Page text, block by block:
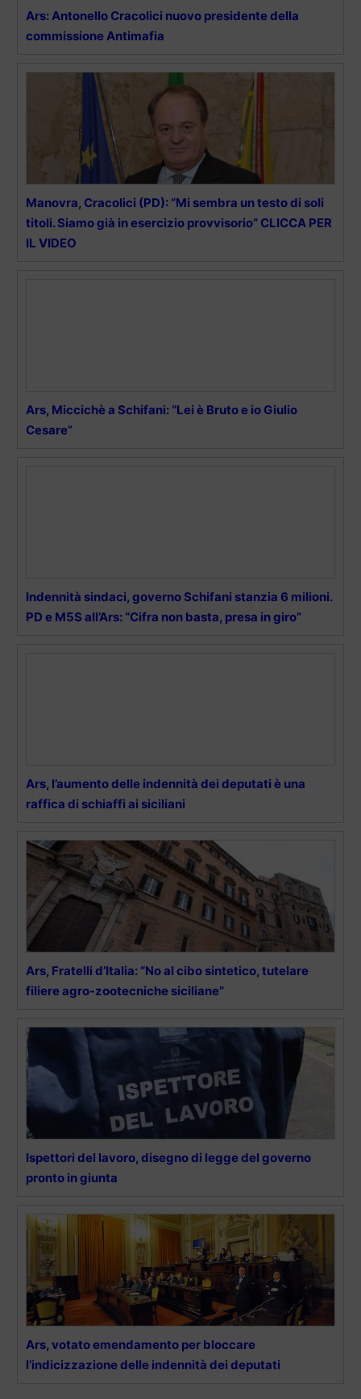
Ars: Antonello Cracolici nuovo presidente della
commissione Antimafia
Manovra, Cracolici (PD): “Mi sembra un testo di soli
titoli. Siamo già in esercizio provvisorio” CLICCA PER
IL VIDEO
Ars, Miccichè a Schifani: “Lei è Bruto e io Giulio
Cesare”
Indennità sindaci, governo Schifani stanzia 6 milioni.
PD e M5S all’Ars: “Cifra non basta, presa in giro”
Ars, l’aumento delle indennità dei deputati è una
raffica di schiaffi ai siciliani
Ars, Fratelli d’Italia: “No al cibo sintetico, tutelare
filiere agro-zootecniche siciliane”
Ispettori del lavoro, disegno di legge del governo
pronto in giunta
Ars, votato emendamento per bloccare
l’indicizzazione delle indennità dei deputati